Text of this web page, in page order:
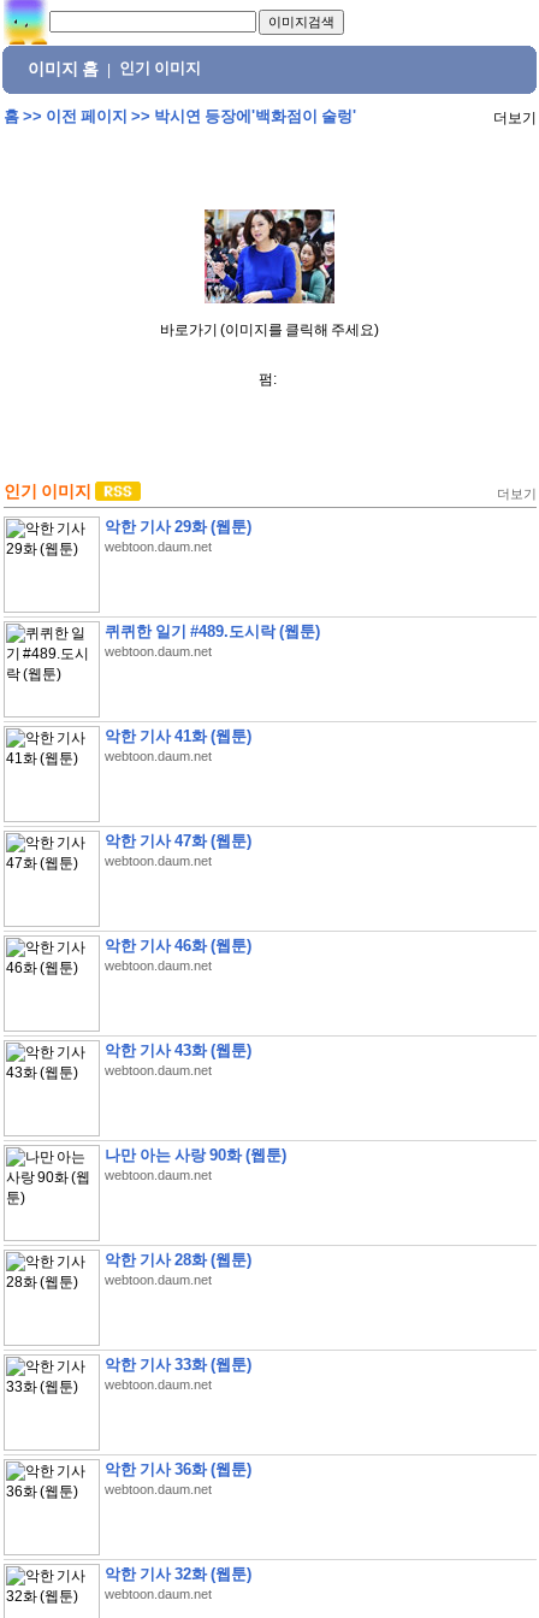
이미지 홈 인기 이미지
홈>> 이전 페이지 >> 박시연 등장에'백화점이 술렁' 더보기
바로가기 (이미지를 클릭해 주세요)
펌:
인기 이미지 더보기
악한 기사 29화 (웹툰)
webtoon.daum.net
퀴퀴한 일기 #489.도시락 (웹툰)
webtoon.daum.net
악한 기사 41화 (웹툰)
webtoon.daum.net
악한 기사 47화 (웹툰)
webtoon.daum.net
악한 기사 46화 (웹툰)
webtoon.daum.net
악한 기사 43화 (웹툰)
webtoon.daum.net
나만 아는 사랑 90화 (웹툰)
webtoon.daum.net
악한 기사 28화 (웹툰)
webtoon.daum.net
악한 기사 33화 (웹툰)
webtoon.daum.net
악한 기사 36화 (웹툰)
webtoon.daum.net
악한 기사 32화 (웹툰)
webtoon.daum.net